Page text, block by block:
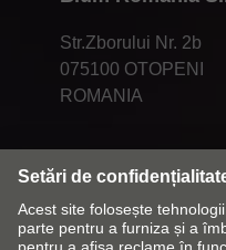
Str.Zborului Nr. 2b
075100 OTOPENI
ROMANIA